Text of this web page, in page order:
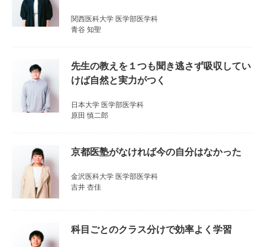
関西医科大学 医学部医学科
青谷 知聖
先生の教えを１つも聞き逃さず吸収してい
けば自然と実力がつく
日本大学 医学部医学科
原田 慎二郎
京都医塾がなければ今の自分はなかった
金沢医科大学 医学部医学科
吉井 杏佳
科目ごとのクラス分けで効率よく学習